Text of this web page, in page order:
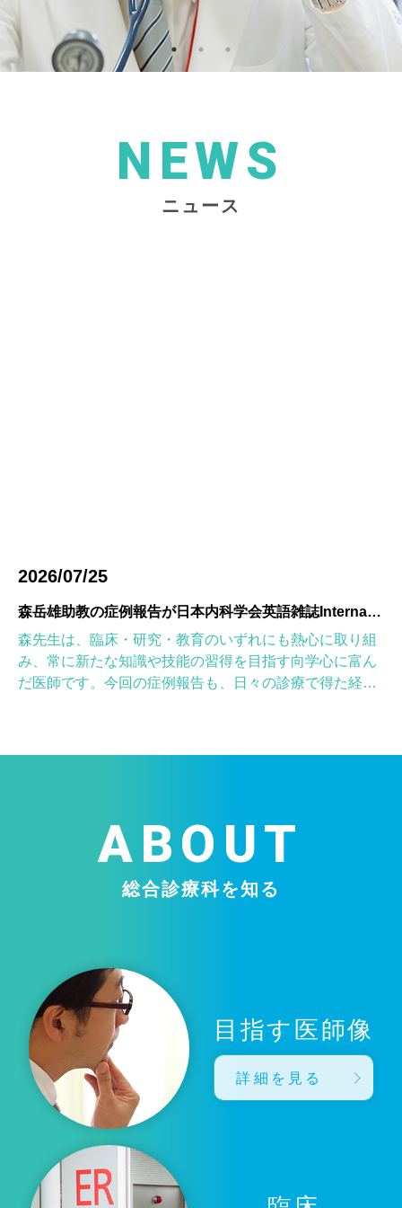
NEWS
ニュース
2026/07/25
森岳雄助教の症例報告が日本内科学会英語雑誌Internal Medicineに掲載されました
森先生は、臨床・研究・教育のいずれにも熱心に取り組
み、常に新たな知識や技能の習得を目指す向学心に富ん
だ医師です。今回の症例報告も、日々の診療で得た経験
ABOUT
総合診療科を知る
目指す医師像
詳細を見る